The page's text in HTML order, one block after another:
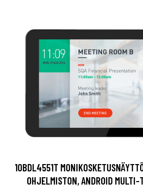
10BDL4551T
OHJELMISTON, ANDROID MULTI-